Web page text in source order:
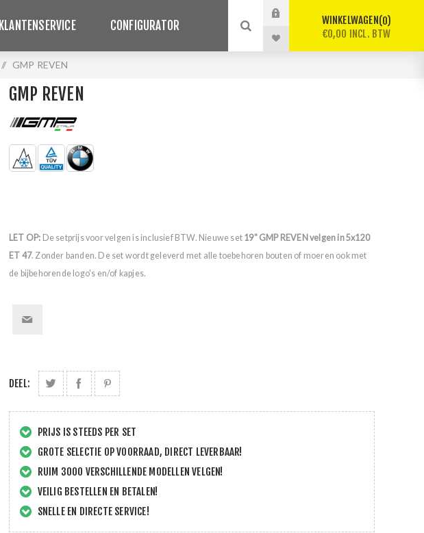
KLANTENSERVICE CONFIGURATOR WINKELWAGEN 0
€0,00 INCL. BTW
/ GMP REVEN
GMP REVEN
LET OP: De setprijs voor velgen is inclusief BTW. Nieuwe set 19" GMP REVEN velgen in 5x120
ET 47. Zonder banden. De set wordt geleverd met alle toebehoren bouten of moeren ook met
de bijbehorende logo's en/of kapjes.
DEEL:
PRIJS IS STEEDS PER SET
GROTE SELECTIE OP VOORRAAD, DIRECT LEVERBAAR!
RUIM 3000 VERSCHILLENDE MODELLEN VELGEN!
VEILIG BESTELLEN EN BETALEN!
SNELLE EN DIRECTE SERVICE!